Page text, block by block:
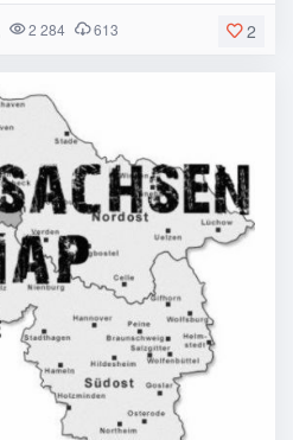
2
2 284 613